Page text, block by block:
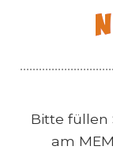
Bitte füllen
am